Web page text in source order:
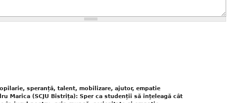
speranță, talent, mobilizare, ajutor, empatie
Marica (SCJU Bistrița): Sper ca studenții să înțeleagă cât